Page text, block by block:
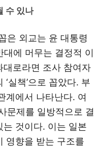
수 있나
은 외교는 윤 대통령
에 머무는 결정적 이
로라면 조사 참여자
실책’으로 꼽았다. 부
계에서 나타난다. 여
문제를 일방적으로 결
것이다. 이는 일본
영향을 받는 구조를